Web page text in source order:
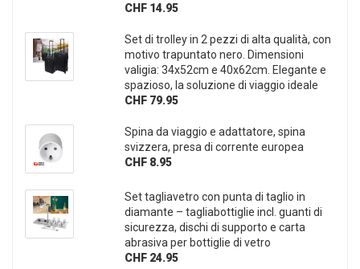
CHF 14.95
Set di trolley in 2 pezzi di alta qualità, con
motivo trapuntato nero. Dimensioni
valigia: 34x52cm e 40x62cm. Elegante e
spazioso, la soluzione di viaggio ideale
CHF 79.95
Spina da viaggio e adattatore, spina
svizzera, presa di corrente europea
CHF 8.95
Set tagliavetro con punta di taglio in
diamante – tagliabottiglie incl. guanti di
sicurezza, dischi di supporto e carta
abrasiva per bottiglie di vetro
CHF 24.95